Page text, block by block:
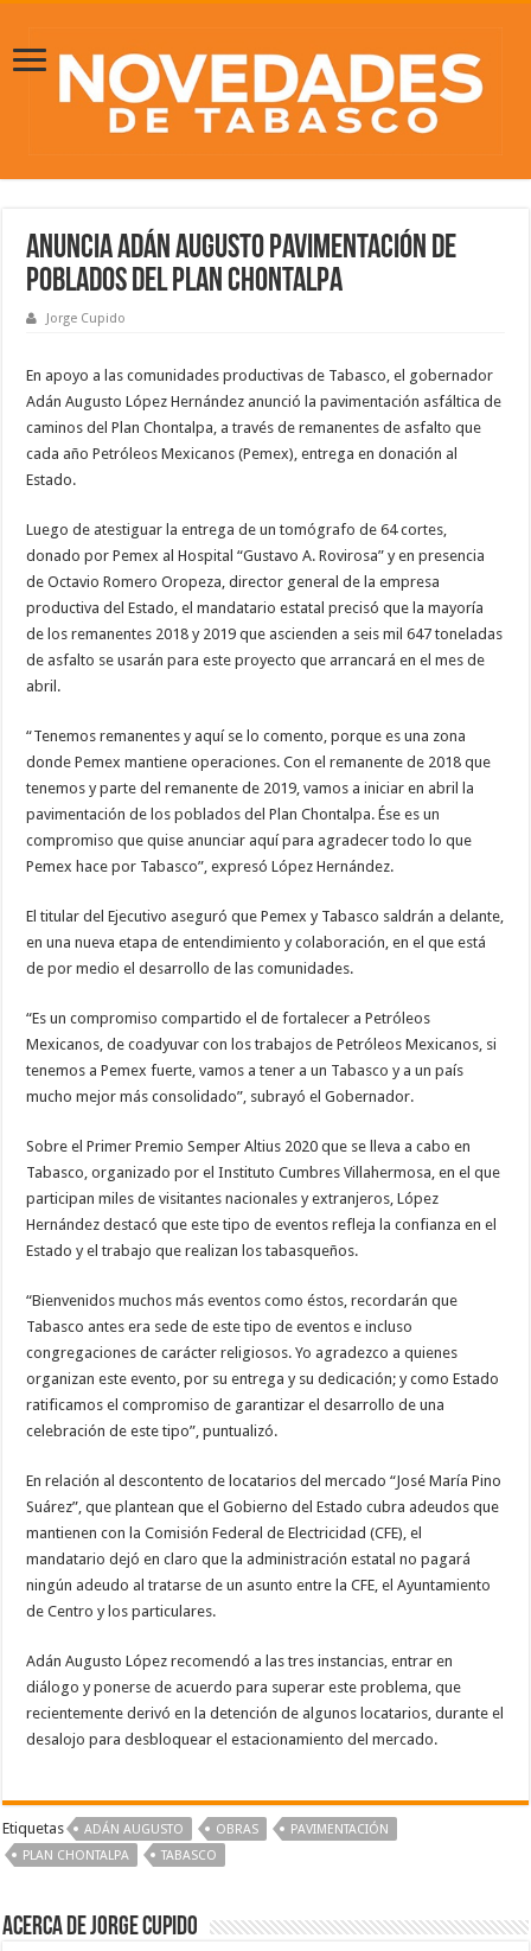
Anuncia Adán Augusto pavimentación de
poblados del Plan Chontalpa
Jorge Cupido
En apoyo a las comunidades productivas de Tabasco, el gobernador
Adán Augusto López Hernández anunció la pavimentación asfáltica de
caminos del Plan Chontalpa, a través de remanentes de asfalto que
cada año Petróleos Mexicanos (Pemex), entrega en donación al
Estado.
Luego de atestiguar la entrega de un tomógrafo de 64 cortes,
donado por Pemex al Hospital “Gustavo A. Rovirosa” y en presencia
de Octavio Romero Oropeza, director general de la empresa
productiva del Estado, el mandatario estatal precisó que la mayoría
de los remanentes 2018 y 2019 que ascienden a seis mil 647 toneladas
de asfalto se usarán para este proyecto que arrancará en el mes de
abril.
“Tenemos remanentes y aquí se lo comento, porque es una zona
donde Pemex mantiene operaciones. Con el remanente de 2018 que
tenemos y parte del remanente de 2019, vamos a iniciar en abril la
pavimentación de los poblados del Plan Chontalpa. Ése es un
compromiso que quise anunciar aquí para agradecer todo lo que
Pemex hace por Tabasco”, expresó López Hernández.
El titular del Ejecutivo aseguró que Pemex y Tabasco saldrán a delante,
en una nueva etapa de entendimiento y colaboración, en el que está
de por medio el desarrollo de las comunidades.
“Es un compromiso compartido el de fortalecer a Petróleos
Mexicanos, de coadyuvar con los trabajos de Petróleos Mexicanos, si
tenemos a Pemex fuerte, vamos a tener a un Tabasco y a un país
mucho mejor más consolidado”, subrayó el Gobernador.
Sobre el Primer Premio Semper Altius 2020 que se lleva a cabo en
Tabasco, organizado por el Instituto Cumbres Villahermosa, en el que
participan miles de visitantes nacionales y extranjeros, López
Hernández destacó que este tipo de eventos refleja la confianza en el
Estado y el trabajo que realizan los tabasqueños.
“Bienvenidos muchos más eventos como éstos, recordarán que
Tabasco antes era sede de este tipo de eventos e incluso
congregaciones de carácter religiosos. Yo agradezco a quienes
organizan este evento, por su entrega y su dedicación; y como Estado
ratificamos el compromiso de garantizar el desarrollo de una
celebración de este tipo”, puntualizó.
En relación al descontento de locatarios del mercado “José María Pino
Suárez”, que plantean que el Gobierno del Estado cubra adeudos que
mantienen con la Comisión Federal de Electricidad (CFE), el
mandatario dejó en claro que la administración estatal no pagará
ningún adeudo al tratarse de un asunto entre la CFE, el Ayuntamiento
de Centro y los particulares.
Adán Augusto López recomendó a las tres instancias, entrar en
diálogo y ponerse de acuerdo para superar este problema, que
recientemente derivó en la detención de algunos locatarios, durante el
desalojo para desbloquear el estacionamiento del mercado.
Etiquetas ADÁN AUGUSTO OBRAS
PAVIMENTACIÓN
PLAN CHONTALPA
TABASCO
Acerca de Jorge Cupido